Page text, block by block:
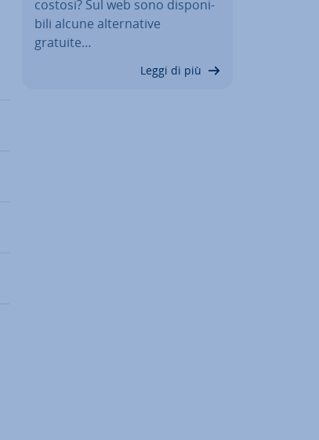
costosi? Sul web sono di­spo­ni­
bi­li alcune al­ter­na­ti­ve
gratuite…
Leggi di più